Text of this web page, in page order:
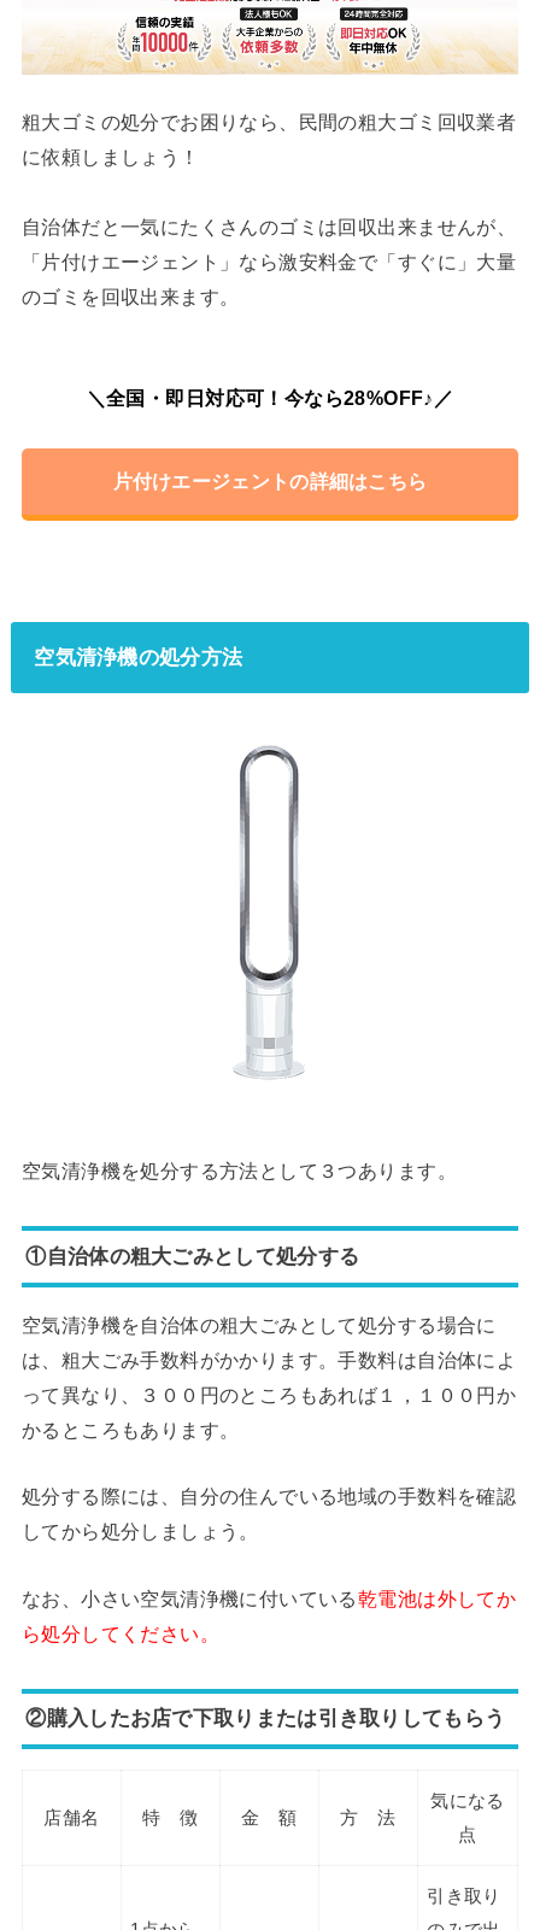
粗大ゴミの処分でお困りなら、民間の粗大ゴミ回収業者
に依頼しましょう！
自治体だと一気にたくさんのゴミは回収出来ませんが、
「片付けエージェント」なら激安料金で「すぐに」大量
のゴミを回収出来ます。
＼全国・即日対応可！今なら28%OFF♪／
片付けエージェントの詳細はこちら
空気清浄機の処分方法
空気清浄機を処分する方法として３つあります。
①自治体の粗大ごみとして処分する
空気清浄機を自治体の粗大ごみとして処分する場合に
は、粗大ごみ手数料がかかります。手数料は自治体によ
って異なり、３００円のところもあれば１，１００円か
かるところもあります。
処分する際には、自分の住んでいる地域の手数料を確認
してから処分しましょう。
なお、小さい空気清浄機に付いている乾電池は外してか
ら処分してください。
②購入したお店で下取りまたは引き取りしてもらう
店舗名 特 徴 金 額 方 法
気になる
点
引き取り